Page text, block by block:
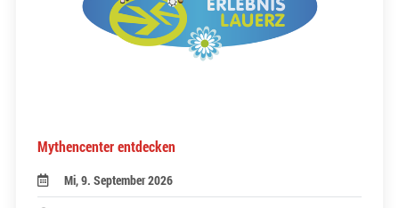
Mythencenter entdecken
Mi, 9. September 2026